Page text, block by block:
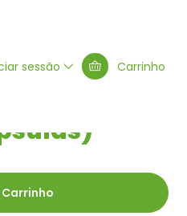
sessão Carrinho